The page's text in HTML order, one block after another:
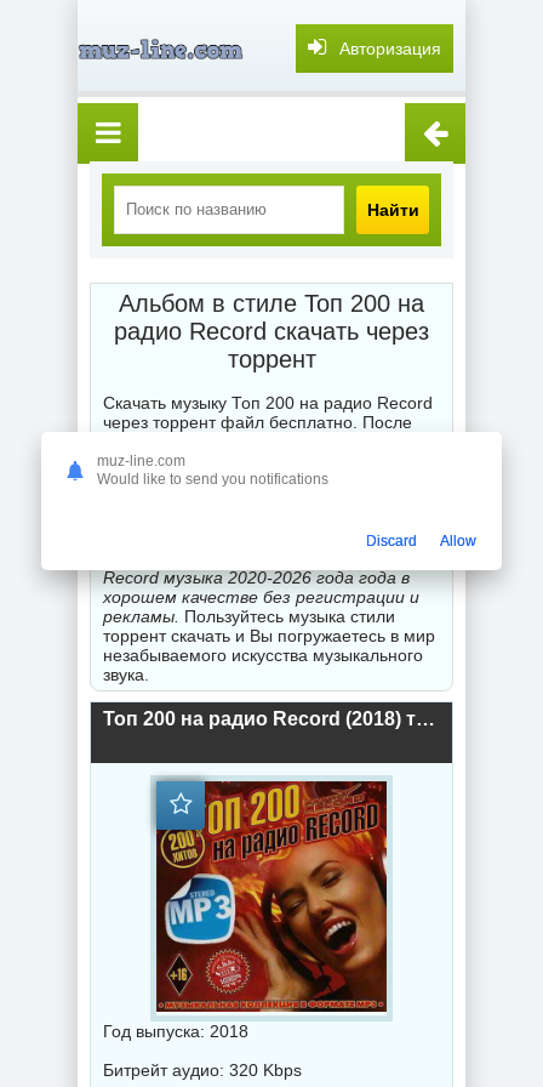
Авторизация
Найти
Альбом в стиле Топ 200 на
радио Record скачать через
торрент
Скачать музыку Топ 200 на радио Record
через торрент файл бесплатно. После
бесплатно мы выставляем Вам для
глубокого и точного поиска или подбора
торрентом. Смешанные стили порадуют
Record музыка 2020-2026 года года в
хорошем качестве без регистрации и
рекламы. Пользуйтесь музыка стили
торрент скачать и Вы погружаетесь в мир
незабываемого искусства музыкального
звука.
Топ 200 на радио Record (2018) торрент
Год выпуска: 2018
Битрейт аудио: 320 Kbps
muz-line.com
Would like to send you notifications
Discard Allow